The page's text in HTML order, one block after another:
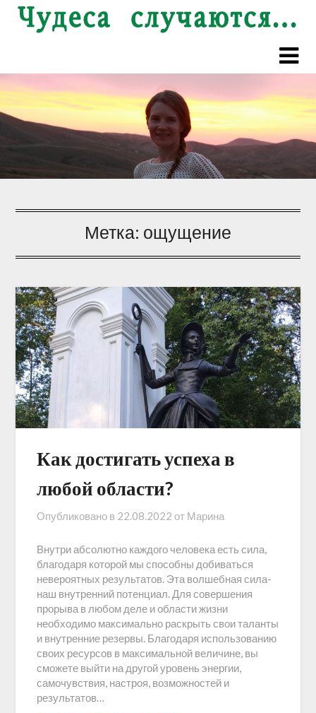
Перейти
Метка: ощущение
Как достигать успеха в
любой области?
Опубликовано в 22.08.2022 от Марина
Внутри абсолютно каждого человека есть сила,
благодаря которой мы способны добиваться
невероятных результатов. Эта волшебная сила-
наш внутренний потенциал. Для совершения
прорыва в любом деле и области жизни
необходимо максимально раскрыть свои таланты
и внутренние резервы. Благодаря использованию
своих ресурсов в максимальной величине, вы
сможете выйти на другой уровень энергии,
самочувствия, настроя, возможностей и
результатов…